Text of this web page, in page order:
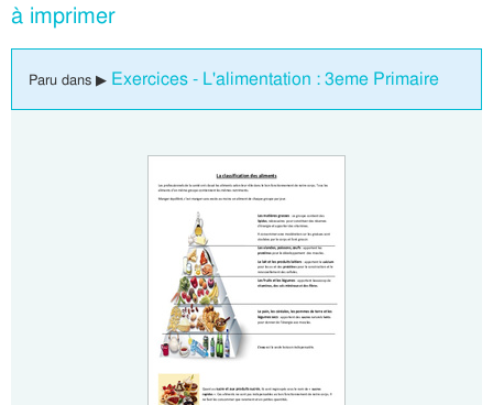
à imprimer
Paru dans ▶ Exercices - L'alimentation : 3eme Primaire